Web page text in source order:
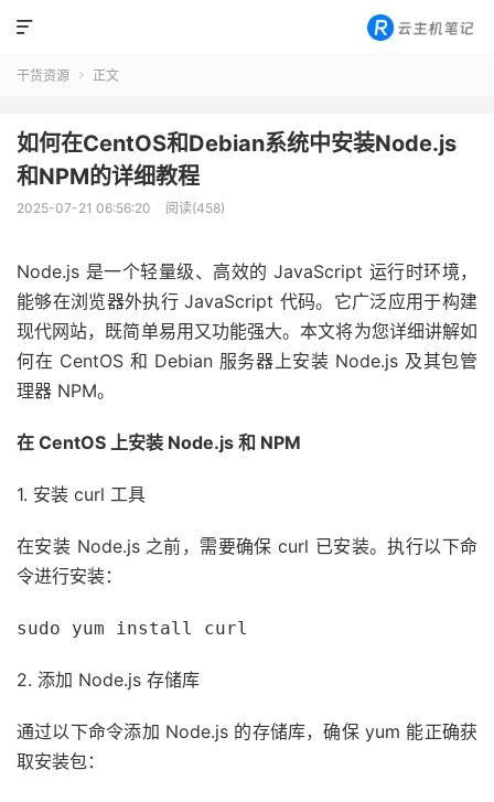

干货资源  正文
如何在CentOS和Debian系统中安装Node.js
和NPM的详细教程
2025-07-21 06:56:20 阅读(458)
Node.js 是一个轻量级、高效的 JavaScript 运行时环境，
能够在浏览器外执行 JavaScript 代码。它广泛应用于构建
现代网站，既简单易用又功能强大。本文将为您详细讲解如
何在 CentOS 和 Debian 服务器上安装 Node.js 及其包管
理器 NPM。
在 CentOS 上安装 Node.js 和 NPM
1. 安装 curl 工具
在安装 Node.js 之前，需要确保 curl 已安装。执行以下命
令进行安装：
sudo yum install curl
2. 添加 Node.js 存储库
通过以下命令添加 Node.js 的存储库，确保 yum 能正确获
取安装包：